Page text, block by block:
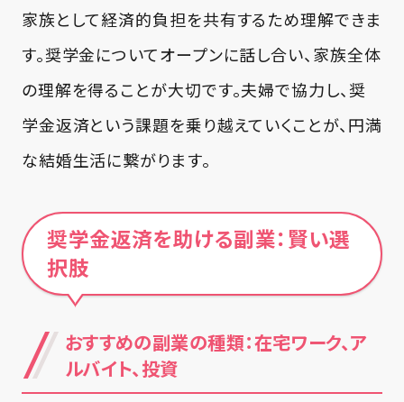
家族として経済的負担を共有するため理解できま
す。奨学金についてオープンに話し合い、家族全体
の理解を得ることが大切です。夫婦で協力し、奨
学金返済という課題を乗り越えていくことが、円満
な結婚生活に繋がります。
奨学金返済を助ける副業：賢い選
択肢
おすすめの副業の種類：在宅ワーク、ア
ルバイト、投資